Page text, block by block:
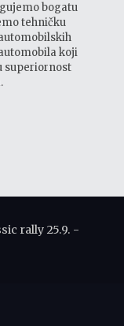
bogatu
tehničku
koji
superiornost
rally 25.9. -